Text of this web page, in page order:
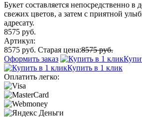
Букет составляется непосредственно в
свежих цветов, а затем с приятной
адресату.
8575 руб.
Артикул:
8575 руб. Старая цена:8575 руб.
Оформить заказ
Купить в 1 клик
Оплатить легко: